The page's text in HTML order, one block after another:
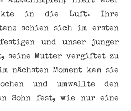
in die Luft. Ihre
schien sich im ersten
und unser junger
seine Mutter vergiftet zu
nächsten Moment kam sie
und umwallte den
Sohn fest, wie nur eine